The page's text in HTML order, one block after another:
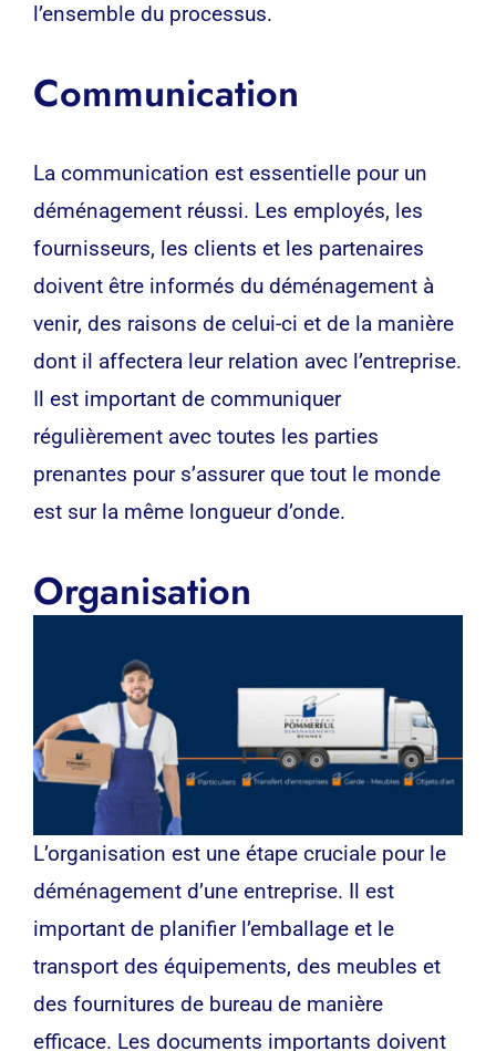
l’ensemble du processus.
Communication
La communication est essentielle pour un
déménagement réussi. Les employés, les
fournisseurs, les clients et les partenaires
doivent être informés du déménagement à
venir, des raisons de celui-ci et de la manière
dont il affectera leur relation avec l’entreprise.
Il est important de communiquer
régulièrement avec toutes les parties
prenantes pour s’assurer que tout le monde
est sur la même longueur d’onde.
Organisation
L’organisation est une étape cruciale pour le
déménagement d’une entreprise. Il est
important de planifier l’emballage et le
transport des équipements, des meubles et
des fournitures de bureau de manière
efficace. Les documents importants doivent